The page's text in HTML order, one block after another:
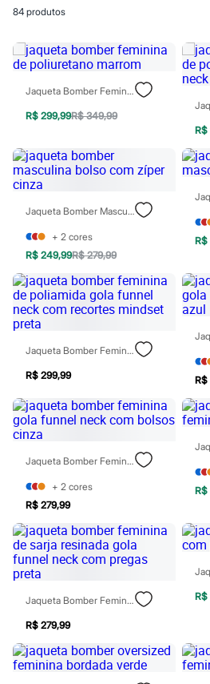
Casacos e Jaquetas
Macacões
Saias
Shorts e Bermudas
Vestidos
Bolsas
Bijoux
Cintos
Óculos
Relógios
Calçados
Botas
Chinelos
Rasteirinhas
Sandálias
Sapatilhas
Tênis
Marcas
City
Clock House
Mindset
Yessica
Acessórios
Blusas
Calçados
Shorts e Bermudas
Tops
Moda íntima
Calcinhas
Cintas e Modeladores
Meias
Pijamas
Sutiãs e Tops
Moda praia
Biquínis
Maiôs
Saídas de praia
Plus size
Blusas e Camisetas
84 produtos
Jaqueta Bomber Feminina De Poliuretano Marrom
R$ 299,99R$ 349,99
R$
Jaqueta Bomber Masculina Bolso Com Zíper Cinza
+ 2 cores
R$ 249,99R$ 279,99
R$
Jaqueta Bomber Feminina De Poliamida Gola Funnel Neck Com Recortes Mindset Preta
R$ 299,99
R$
Jaqueta Bomber Feminina Gola Funnel Neck Com Bolsos Cinza
+ 2 cores
R$ 279,99
R$
Jaqueta Bomber Feminina De Sarja Resinada Gola Funnel Neck Com Pregas Preta
R$ 279,99
R$